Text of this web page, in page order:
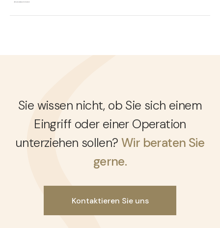
Sie wissen nicht, ob Sie sich einem
Eingriff oder einer Operation
unterziehen sollen? Wir beraten Sie
gerne.
Kontaktieren Sie uns